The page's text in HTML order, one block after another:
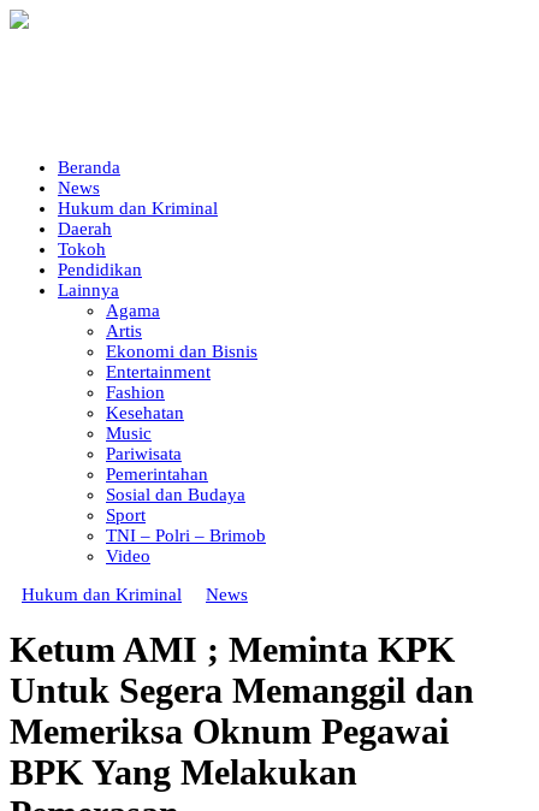
Beranda
News
Hukum dan Kriminal
Daerah
Tokoh
Pendidikan
Lainnya
Agama
Artis
Ekonomi dan Bisnis
Entertainment
Fashion
Kesehatan
Music
Pariwisata
Pemerintahan
Sosial dan Budaya
Sport
TNI – Polri – Brimob
Video
Hukum dan Kriminal
News
Ketum AMI ; Meminta KPK
Untuk Segera Memanggil dan
Memeriksa Oknum Pegawai
BPK Yang Melakukan